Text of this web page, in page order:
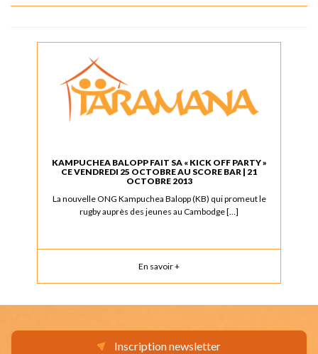
KAMPUCHEA BALOPP FAIT SA « KICK OFF PARTY »
CE VENDREDI 25 OCTOBRE AU SCORE BAR | 21
OCTOBRE 2013
La nouvelle ONG Kampuchea Balopp (KB) qui promeut le
rugby auprès des jeunes au Cambodge […]
En savoir +
Inscription newsletter